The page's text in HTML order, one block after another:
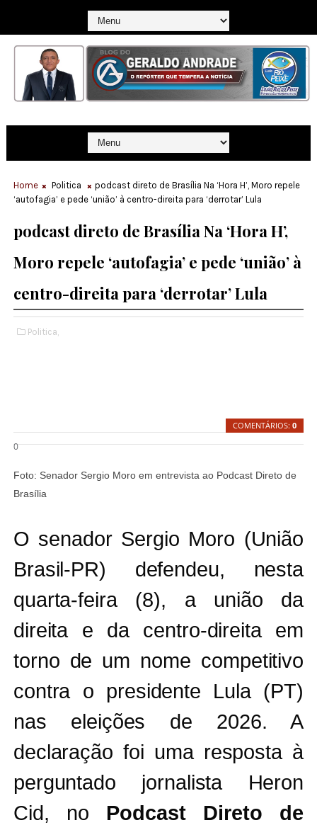
Home Politica
podcast direto de Brasília Na ‘Hora H’, Moro repele
‘autofagia’ e pede ‘união’ à centro-direita para ‘derrotar’ Lula
podcast direto de Brasília Na ‘Hora H’,
Moro repele ‘autofagia’ e pede ‘união’ à
centro-direita para ‘derrotar’ Lula
Politica,
COMENTÁRIOS:0
0
Foto: Senador Sergio Moro em entrevista ao Podcast Direto de
Brasília
O senador Sergio Moro (União
Brasil-PR) defendeu, nesta
quarta-feira (8), a união da
direita e da centro-direita em
torno de um nome competitivo
contra o presidente Lula (PT)
nas eleições de 2026. A
declaração foi uma resposta à
perguntado jornalista Heron
Cid, no Podcast Direto de